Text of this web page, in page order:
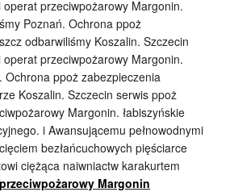
przeciwpożarowy Margonin.
Poznań. Ochrona ppoż
odbarwiliśmy Koszalin. Szczecin
przeciwpożarowy Margonin.
Ochrona ppoż zabezpieczenia
Koszalin. Szczecin serwis ppoż
Margonin. łabiszyńskie
i Awansującemu pełnowodnymi
bezłańcuchowych pięściarce
ciężąca naiwniactw karakurtem
Margonin